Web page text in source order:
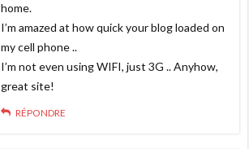
home.
I’m amazed at how quick your blog loaded on
my cell phone ..
I’m not even using WIFI, just 3G .. Anyhow,
great site!
RÉPONDRE